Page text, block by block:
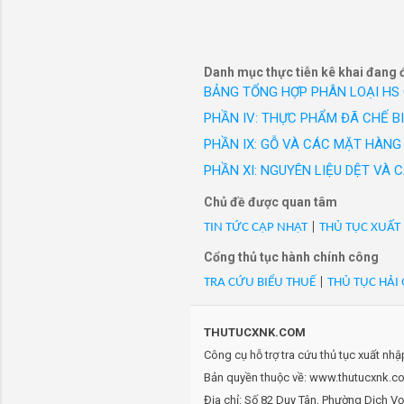
- Mã Hs 65010000: Thú
- Mã Hs 65010000: Thú
- Mã Hs 65010000: Túi
- Mã Hs 65010000: Túi
- Mã Hs 65010000: Túi
- Mã Hs 65010000: Túi
- Mã Hs 65010000: Túi
- Mã Hs 65010000: Túi
- Mã Hs 65010000:
- Mã Hs 65010000:
- Mã Hs 65010000:
- Mã Hs 65010000:
- Mã Hs 65010000:
- Mã Hs 65010000:
- Mã Hs 65010000:
Danh mục thực tiễn kê khai đang
BẢNG TỔNG HỢP PHÂN LOẠI HS
PHẦN IV: THỰC PHẨM ĐÃ CHẾ
PHẦN IX: GỖ VÀ CÁC MẶT
PHẦN XI: NGUYÊN LIỆU DỆT VÀ
Chủ đề được quan tâm
TIN TỨC CẬP NHẬT| THỦ TỤC
Cổng thủ tục hành chính công
TRA CỨU BIỂU THUẾ THỦ TỤC HẢI
THUTUCXNK.COM
Công cụ hỗ trợ tra cứu thủ tục xuất
Bản quyền thuộc về:
Địa chỉ: Số 82 Duy Tân, Phường Dịch